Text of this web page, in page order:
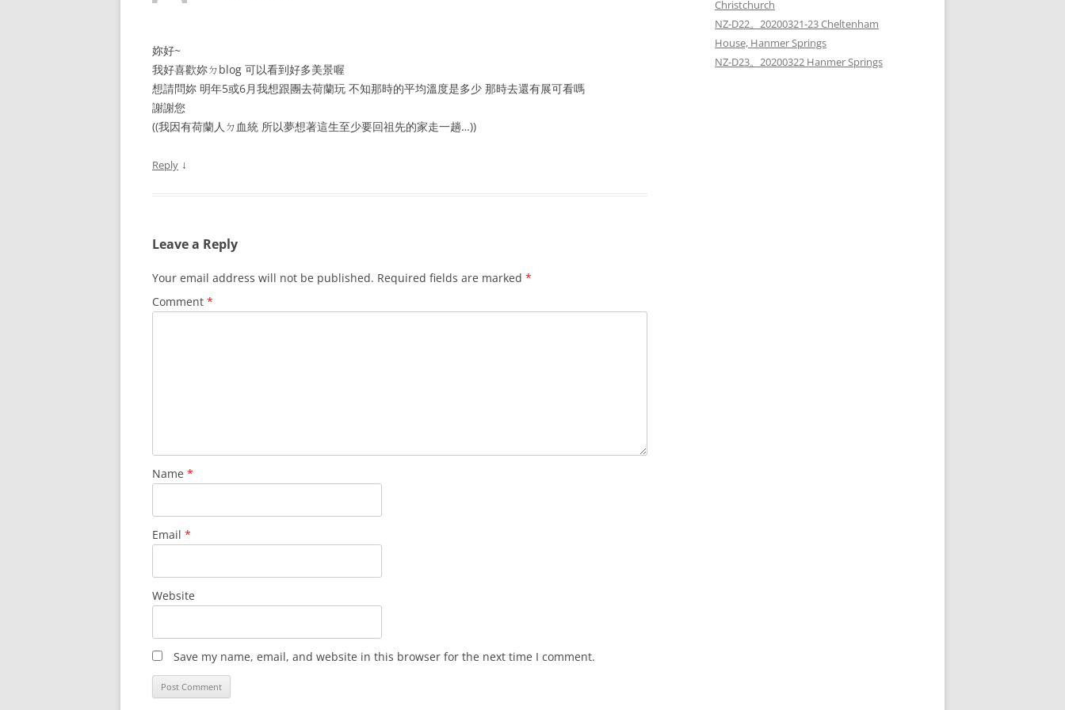
妳好~
我好喜歡妳ㄉblog 可以看到好多美景喔
想請問妳 明年5或6月我想跟團去荷蘭玩 不知那時的平均溫度是多少 那時去還有展可看嗎
謝謝您
((我因有荷蘭人ㄉ血統 所以夢想著這生至少要回祖先的家走一趟…))
Reply ↓
Leave a Reply
Your email address will not be published. Required fields are marked *
Comment *
Name *
Email *
Website
Save my name, email, and website in this browser for the next time I comment.
Christchurch
NZ-D22。20200321-23 Cheltenham
House, Hanmer Springs
NZ-D23。20200322 Hanmer Springs